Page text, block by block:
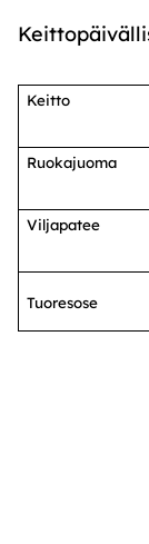
Keitto
Ruokajuoma
Viljapatee
Tuoresose